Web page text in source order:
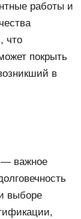
работы и
что
покрыть
в
— важное
выборе